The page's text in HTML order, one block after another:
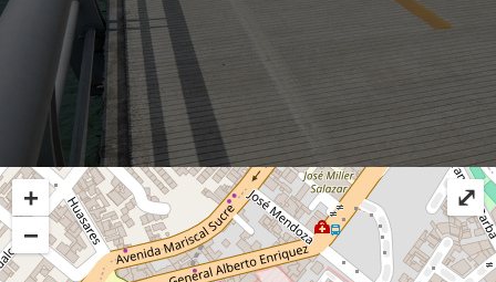
+
−
⤢